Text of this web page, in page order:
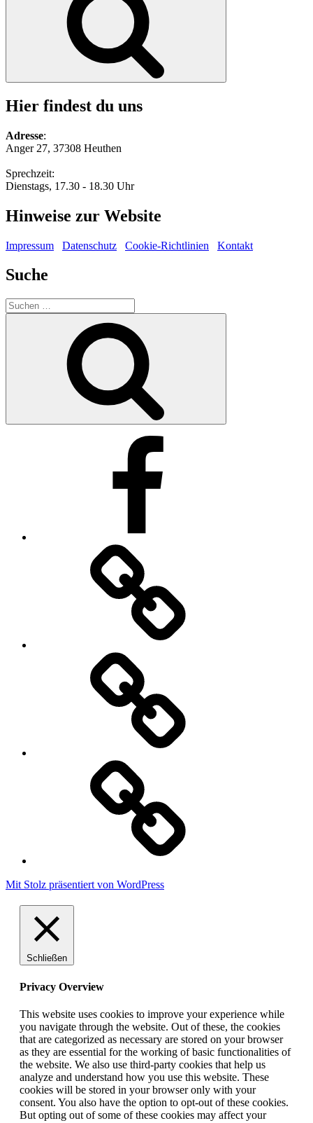
Hier findest du uns
Adresse:
Anger 27, 37308 Heuthen
Sprechzeit:
Dienstags, 17.30 - 18.30 Uhr
Hinweise zur Website
Impressum Datenschutz Cookie-Richtlinien Kontakt
Suche
Suche
nach:
Datenschutzerklärung
Mit Stolz präsentiert von WordPress
Schließen
Privacy Overview
This website uses cookies to improve your experience while
you navigate through the website. Out of these, the cookies
that are categorized as necessary are stored on your browser
as they are essential for the working of basic functionalities of
the website. We also use third-party cookies that help us
analyze and understand how you use this website. These
cookies will be stored in your browser only with your
consent. You also have the option to opt-out of these cookies.
But opting out of some of these cookies may affect your